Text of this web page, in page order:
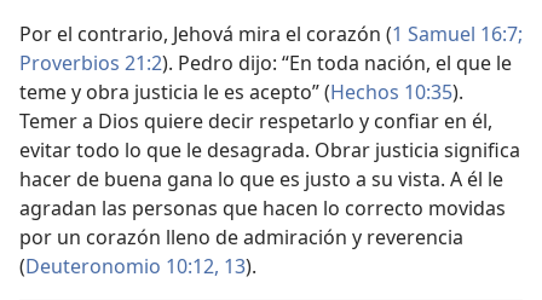
Por el contrario, Jehová mira el corazón (1 Samuel 16:7;
Proverbios 21:2). Pedro dijo: “En toda nación, el que le
teme y obra justicia le es acepto” (Hechos 10:35).
Temer a Dios quiere decir respetarlo y confiar en él,
evitar todo lo que le desagrada. Obrar justicia significa
hacer de buena gana lo que es justo a su vista. A él le
agradan las personas que hacen lo correcto movidas
por un corazón lleno de admiración y reverencia
(Deuteronomio 10:12, 13).